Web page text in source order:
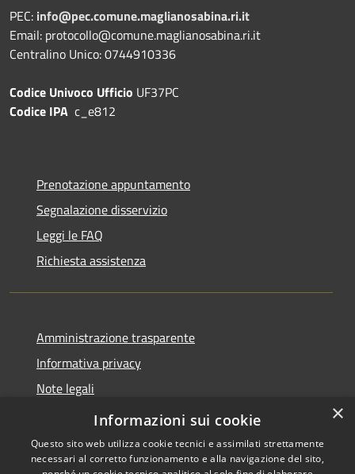
PEC: info@pec.comune.maglianosabina.ri.it
Email: protocollo@comune.maglianosabina.ri.it
Centralino Unico: 0744910336
Codice Univoco Ufficio UF37PC
Codice IPA c_e812
Prenotazione appuntamento
Segnalazione disservizio
Leggi le FAQ
Richiesta assistenza
Amministrazione trasparente
Informativa privacy
Note legali
Dichiarazione di accessibilità
×
Informazioni sui cookie
Questo sito web utilizza cookie tecnici e assimilati strettamente
necessari al corretto funzionamento e alla navigazione del sito,